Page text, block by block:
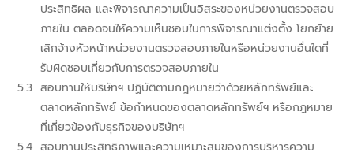
ประสิทธิผล และพิจารณาความเป็นอิสระของหน่วยงานตรวจสอบ
ภายใน ตลอดจนให้ความเห็นชอบในการพิจารณาแต่งตั้ง โยกย้าย
เลิกจ้างหัวหน้าหน่วยงานตรวจสอบภายในหรือหน่วยงานอื่นใดที่
รับผิดชอบเกี่ยวกับการตรวจสอบภายใน
สอบทานให้บริษัทฯ ปฏิบัติตามกฎหมายว่าด้วยหลักทรัพย์และ
ตลาดหลักทรัพย์ ข้อกำหนดของตลาดหลักทรัพย์ฯ หรือกฎหมาย
ที่เกี่ยวข้องกับธุรกิจของบริษัทฯ
สอบทานประสิทธิภาพและความเหมาะสมของการบริหารความ